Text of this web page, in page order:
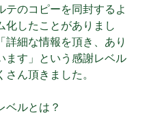
テのコピーを同封するよ
化したことがありまし
詳細な情報を頂き、あり
ます」という感謝レベル
ん頂きました。
ベルとは？